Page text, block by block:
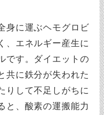
身に運ぶヘモグロビ
、エネルギー産生に
です。ダイエットの
共に鉄分が失われた
りして不足しがちに
と、酸素の運搬能力